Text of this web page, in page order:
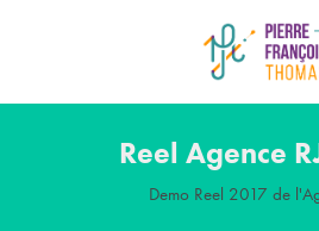
Reel Agence
Demo Reel 2017 de